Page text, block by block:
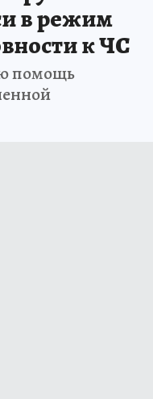
в режим
к ЧС
помощь